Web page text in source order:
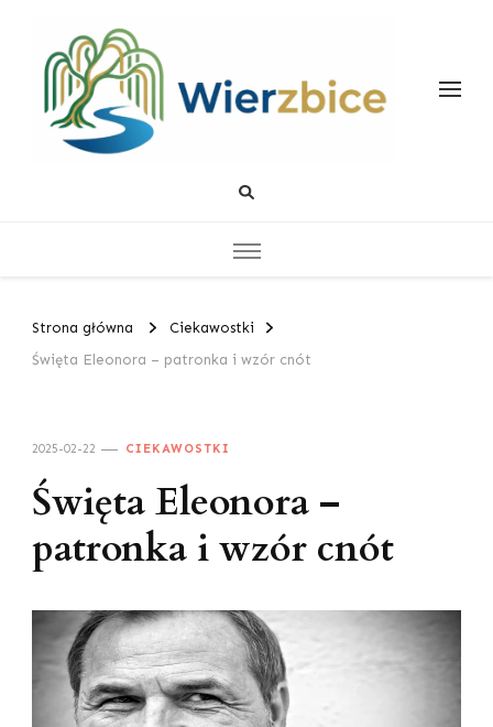
Strona główna
Ciekawostki
Święta Eleonora – patronka i wzór cnót
2025-02-22 CIEKAWOSTKI
Święta Eleonora –
patronka i wzór cnót